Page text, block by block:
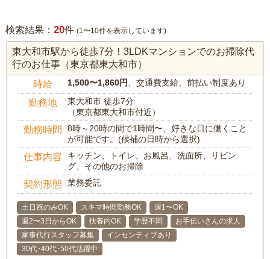
検索結果： 20件 (1〜10件を表示しています)
東大和市駅から徒歩7分！3LDKマンションでのお掃除代
行のお仕事（東京都東大和市）
時給 1,500〜1,860円、交通費支給、前払い制度あり
勤務地
東大和市 徒歩7分
（東京都東大和市付近）
勤務時間
8時～20時の間で1時間〜、好きな日に働くこと
が可能です。(候補の日時から選択)
仕事内容
キッチン、トイレ、お風呂、洗面所、リビン
グ、その他のお掃除
契約形態 業務委託
土日祝のみOK スキマ時間勤務OK
週1〜OK
週2〜3日からOK
扶養内OK 学歴不問
お手伝いさんの求人
家事代行スタッフ募集
インセンティブあり
30代･40代･50代活躍中